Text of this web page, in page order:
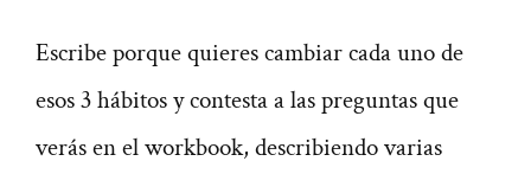
Escribe porque quieres cambiar cada uno de
esos 3 hábitos y contesta a las preguntas que
verás en el workbook, describiendo varias